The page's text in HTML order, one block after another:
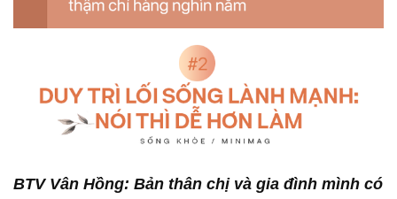
BTV Vân Hồng: Bản thân chị và gia đình mình có